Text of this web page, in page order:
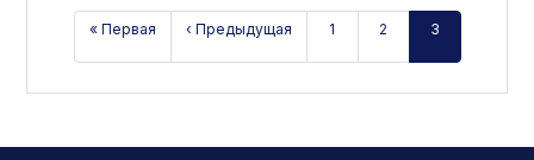
« Первая ‹ Предыдущая 1 2 3